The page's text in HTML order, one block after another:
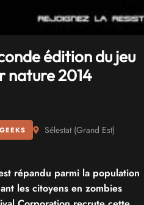
édition du jeu
nature 2014
Sélestat (Grand Est)
répandu parmi la population
les citoyens en zombies